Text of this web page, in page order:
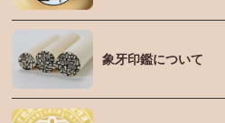
象牙印鑑について